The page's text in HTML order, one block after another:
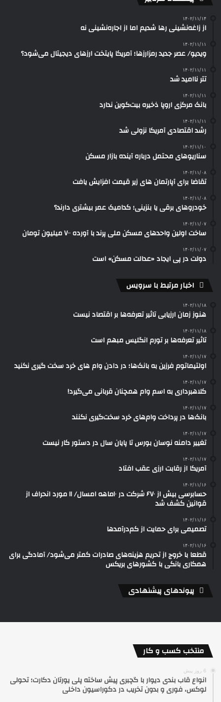
۱۴۰۲/۱۱/۱۴
از زاغه‌نشینی رها شدیم اما از اجاره‌نشینی نه
۱۴۰۲/۱۱/۱۱
ویدیو/ عصر جدید رمزارزها؛ آمریکا پایتخت ارزهای دیجیتال می‌شود؟
۱۴۰۲/۱۱/۱۱
تتر ناامید شد
۱۴۰۲/۱۱/۱۱
بانک‌ مرکزی اروپا ذخیره بیت‌کوین ندارد
۱۴۰۲/۱۱/۱۱
رشد اقتصادی آمریکا نزولی شد
۱۴۰۲/۱۱/۱۰
سناریوهای محتمل درباره آینده بازار مسکن
۱۴۰۲/۱۱/۰۸
تقاضا برای آپارتمان های زیر قیمت افزایش یافت
۱۴۰۲/۱۱/۰۸
خودروهای برقی یا بنزینی؛ کدامیک عمر بیشتری دارند؟
۱۴۰۲/۱۱/۰۷
ساخت اولین واحدهای مسکن ملی پرند با آورده ۷۰۰ میلیون تومان
۱۴۰۲/۱۱/۰۷
دولت در پی ایجاد «عدالت مسکن» است
اخبار مرتبط با سرویس
۱۴۰۲/۱۱/۱۸
هنوز زمان ارزیابی تاثیر تعرفه‌ها بر اقتصاد نیست
۱۴۰۲/۱۱/۱۸
تاثیر تعرفه‎‌ها بر تورم انگلیس مبهم است
۱۴۰۲/۱۱/۱۷
اولتیماتوم فرزین به بانک‌ها؛ در دادن وام های خرد سخت گیری نکنید
۱۴۰۲/۱۱/۱۷
کلاهبرداری به اسم وام‌ همچنان قربانی می‌گیرد!
۱۴۰۲/۱۱/۱۷
بانک‌ها در پرداخت وام‌های خرد سخت‌گیری نکنند
۱۴۰۲/۱۱/۱۷
تغییر دامنه نوسان بورس تا پایان سال در دستور کار نیست
۱۴۰۲/۱۱/۱۷
آمریکا از رقابت ارزی عقب افتاد
۱۴۰۲/۱۱/۱۶
حسابرسی بیش از ۶۷۰ شرکت در ۱۰ماهه امسال/ ۱۱ مورد انحراف از
قوانین کشف شد
۱۴۰۲/۱۱/۱۶
تصمیمی برای حمایت از کم‌درآمدها
۱۴۰۲/۱۱/۱۶
قطعا با خروج از تحریم هزینه‌های صادرات کمتر می‌شود/ آمادگی برای
همکاری بانکی با کشورهای بریکس
پیوندهای پیشنهادی
منتخب کسب و کار
6 روز پیش
انواع قاب بندی دیوار با گچبری پیش ساخته پلی یورتان دکارت؛ تحولی
لوکس، فوری و بدون تخریب در دکوراسیون داخلی